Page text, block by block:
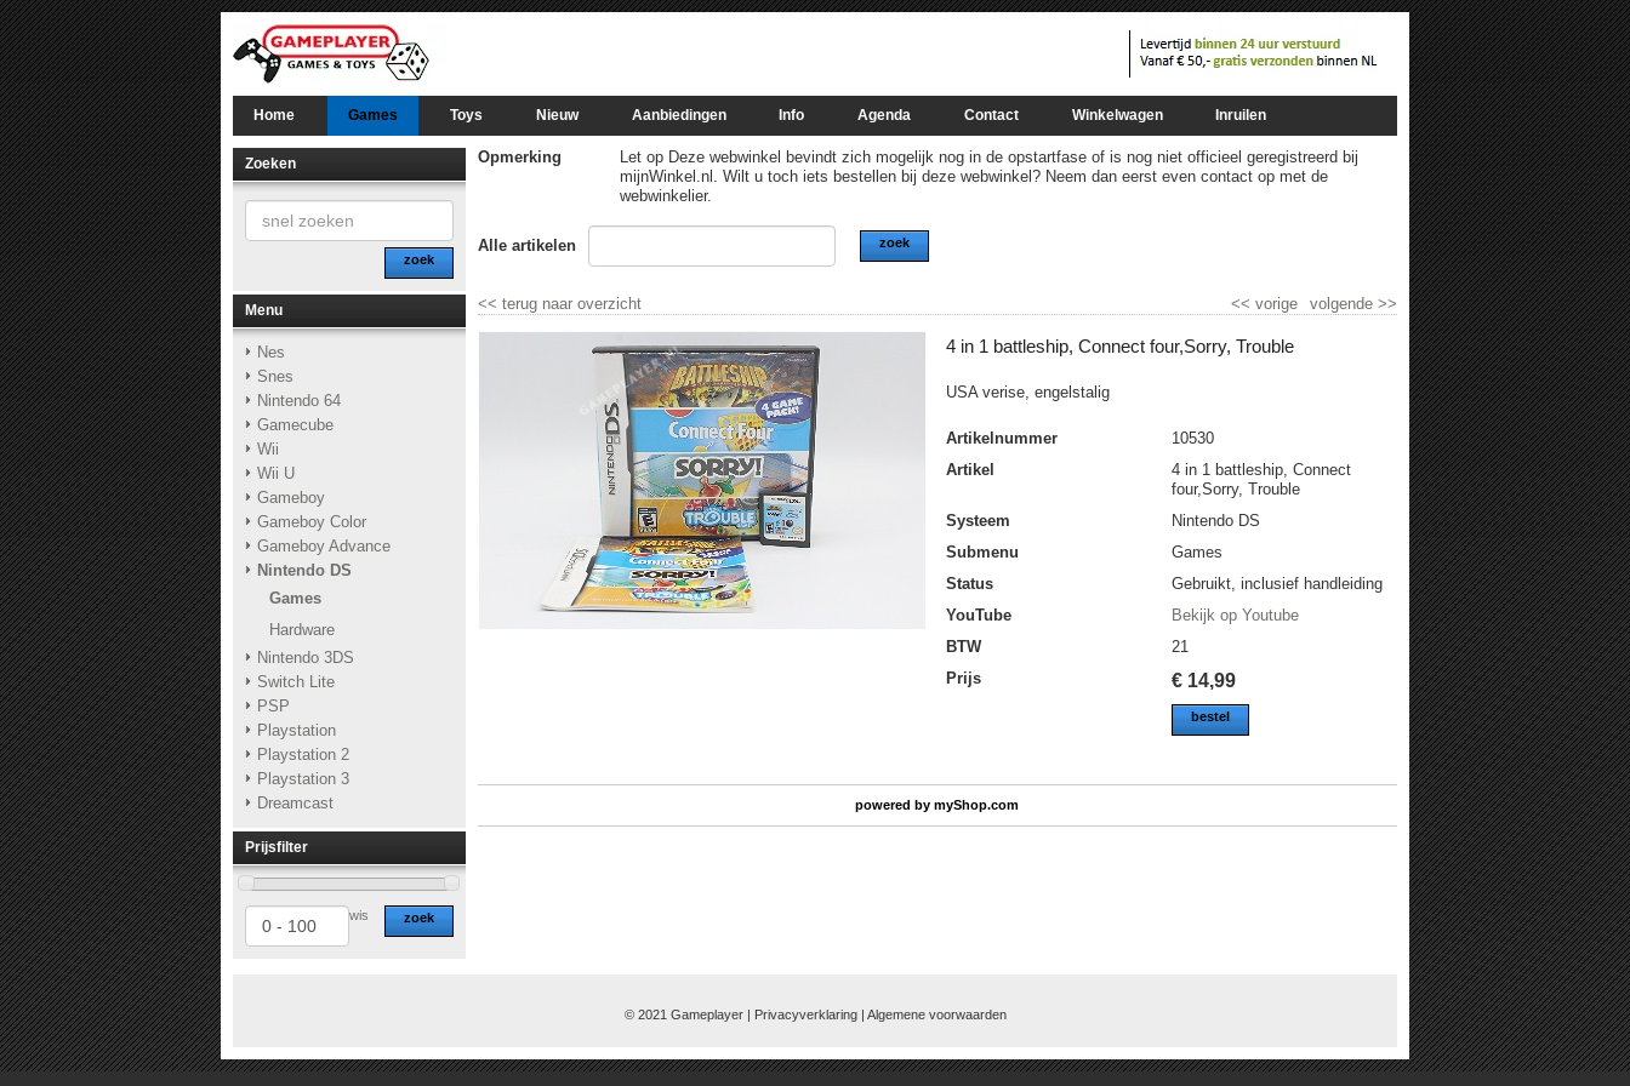
Home Games Toys Nieuw Aanbiedingen Info Agenda Contact Winkelwagen Inruilen
Zoeken
zoek
Menu
Nes
Snes
Nintendo 64
Gamecube
Wii
Wii U
Gameboy
Gameboy Color
Gameboy Advance
Nintendo DS
Games
Hardware
Nintendo 3DS
Switch Lite
PSP
Playstation
Playstation 2
Playstation 3
Dreamcast
Prijsfilter
zoek
wis
Opmerking
Let op Deze webwinkel bevindt zich mogelijk nog in de opstartfase of is nog niet officieel geregistreerd bij
mijnWinkel.nl. Wilt u toch iets bestellen bij deze webwinkel? Neem dan eerst even contact op met de
webwinkelier.
Alle artikelen zoek
<< terug naar overzicht volgende>>
<< vorige
4 in 1 battleship, Connect four,Sorry, Trouble
USA verise, engelstalig
Artikelnummer
10530
Artikel
4 in 1 battleship, Connect
four,Sorry, Trouble
Systeem
Nintendo DS
Submenu
Games
Status
Gebruikt, inclusief handleiding
YouTube
Bekijk op Youtube
BTW
21
Prijs
€ 14,99
bestel
powered bymyShop.com
© 2021 Gameplayer | Privacyverklaring | Algemene voorwaarden